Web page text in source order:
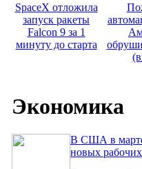
SpaceX отложила
запуск ракеты
Falcon 9 за 1
минуту до старта
Экономика
В США в марте
новых